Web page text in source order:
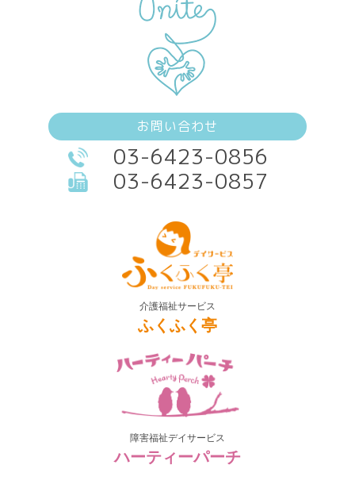
お問い合わせ
03-6423-0856
03-6423-0857
介護福祉サービス
ふくふく亭
障害福祉デイサービス
ハーティーパーチ